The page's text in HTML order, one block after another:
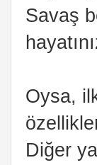
Savaş
Oysa,
Diğer